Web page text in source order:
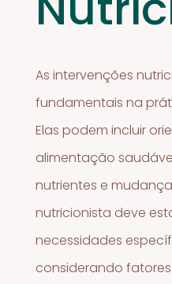
As intervenções
fundamentais na
Elas podem incluir
alimentação
nutrientes e
nutricionista deve
necessidades
considerando